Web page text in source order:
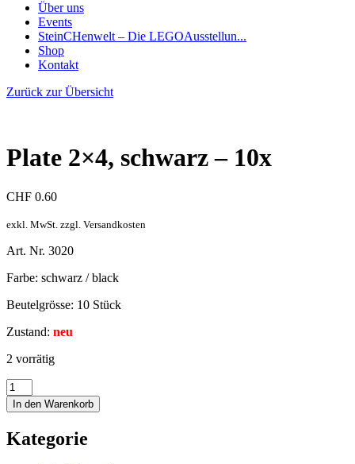
Über uns
Events
SteinCHenwelt – Die LEGOAusstellun...
Shop
Kontakt
Zurück zur Übersicht
Plate 2×4, schwarz – 10x
CHF 0.60
exkl. MwSt. zzgl. Versandkosten
Art. Nr. 3020
Farbe: schwarz / black
Beutelgrösse: 10 Stück
Zustand: neu
2 vorrätig
In den Warenkorb
Kategorie